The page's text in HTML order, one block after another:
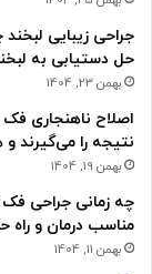
جراحی زیبایی
حل دستیابی به
بهمن 23, 1404
اصلاح ناهنجاری
نتیجه را
بهمن 19, 1404
چه زمانی جراحی
مناسب درمان و
بهمن 11, 1404